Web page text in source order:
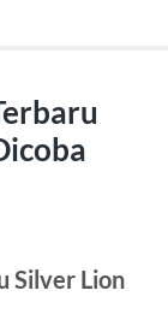
Silver Lion